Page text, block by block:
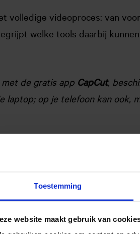
Toestemming
website maakt gebruik van
volledige videoproces: van
welke tools daarbij
met de gratis app CapCut,
laptop; op je telefoon kan ook,